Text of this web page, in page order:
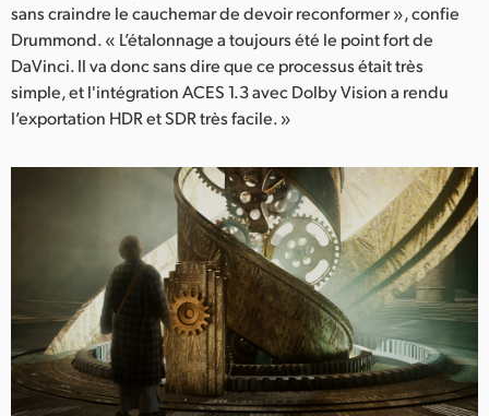
sans craindre le cauchemar de devoir reconformer », confie
Drummond. « L’étalonnage a toujours été le point fort de
DaVinci. Il va donc sans dire que ce processus était très
simple, et l'intégration ACES 1.3 avec Dolby Vision a rendu
l’exportation HDR et SDR très facile. »